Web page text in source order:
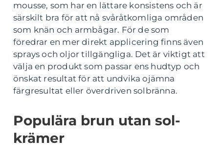
mousse, som har en lättare konsistens och är
särskilt bra för att nå svåråtkomliga områden
som knän och armbågar. För de som
föredrar en mer direkt applicering finns även
sprays och oljor tillgängliga. Det är viktigt att
välja en produkt som passar ens hudtyp och
önskat resultat för att undvika ojämna
färgresultat eller överdriven solbränna.
Populära brun utan sol-
krämer